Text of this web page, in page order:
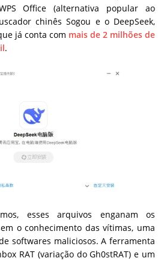
Office (alternativa popular ao
chinês Sogou e o DeepSeek,
já conta com mais de 2 milhões de
.
esses arquivos enganam os
o conhecimento das vítimas, uma
softwares maliciosos. A ferramenta
RAT (variação do Gh0stRAT) e um